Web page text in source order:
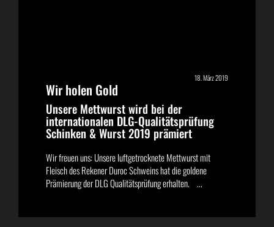
18. März 2019
Wir holen Gold
Unsere Mettwurst wird bei der
internationalen DLG-Qualitätsprüfung
Schinken & Wurst 2019 prämiert
Wir freuen uns: Unsere luftgetrocknete Mettwurst mit
Fleisch des Rekener Duroc Schweins hat die goldene
Prämierung der DLG Qualitätsprüfung erhalten. ...